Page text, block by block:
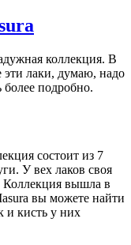
коллекция. В
эти лаки, думаю, надо
более подробно.
состоит из 7
У вех лаков своя
Коллекция вышла в
вы можете найти
и кисть у них